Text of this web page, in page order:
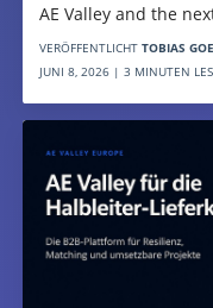
AE Valley and the
VERÖFFENTLICHT TOBIAS
JUNI 8, 2026 | 3 MINUTEN